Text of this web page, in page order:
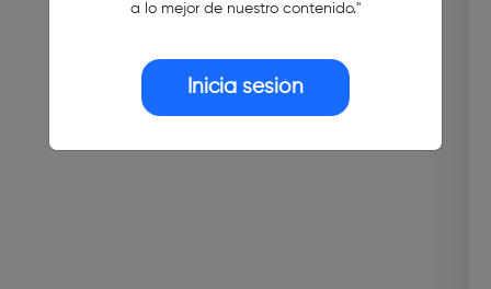
a lo mejor de nuestro contenido."
Inicia sesión